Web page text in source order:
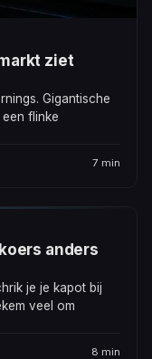
ziet
Gigantische
flinke
7 min
anders
je je kapot bij
veel om
8 min